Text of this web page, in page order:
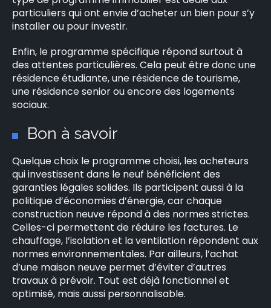
particuliers qui ont envie d’acheter un bien pour s’y
installer ou pour investir.
Enfin, le programme spécifique répond surtout à
des attentes particulières. Cela peut être donc une
résidence étudiante, une résidence de tourisme,
une résidence senior ou encore des logements
sociaux.
Bon à savoir
Quelque choix le programme choisi, les acheteurs
qui investissent dans le neuf bénéficient des
garanties légales solides. Ils participent aussi à la
politique d’économies d’énergie, car chaque
construction neuve répond à des normes strictes.
Celles-ci permettent de réduire les factures. Le
chauffage, l’isolation et la ventilation répondent aux
normes environnementales. Par ailleurs, l’achat
d’une maison neuve permet d’éviter d’autres
travaux à prévoir. Tout est déjà fonctionnel et
optimisé, mais aussi personnalisable.